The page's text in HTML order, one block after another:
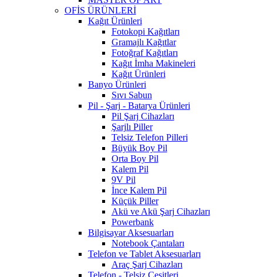
OFİS ÜRÜNLERİ
Kağıt Ürünleri
Fotokopi Kağıtları
Gramajlı Kağıtlar
Fotoğraf Kağıtları
Kağıt İmha Makineleri
Kağıt Ürünleri
Banyo Ürünleri
Sıvı Sabun
Pil - Şarj - Batarya Ürünleri
Pil Şarj Cihazları
Şarjlı Piller
Telsiz Telefon Pilleri
Büyük Boy Pil
Orta Boy Pil
Kalem Pil
9V Pil
İnce Kalem Pil
Küçük Piller
Akü ve Akü Şarj Cihazları
Powerbank
Bilgisayar Aksesuarları
Notebook Çantaları
Telefon ve Tablet Aksesuarları
Araç Şarj Cihazları
Telefon - Telsiz Çeşitleri